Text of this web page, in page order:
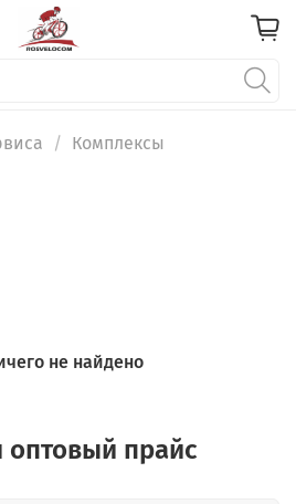
Комплексы
не найдено
оптовый прайс